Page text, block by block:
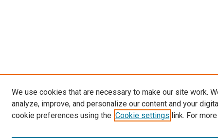
We use cookies that are necessary to make our site work.
analyze, improve, and personalize our content and your
cookie preferences using the Cookie settings link. For